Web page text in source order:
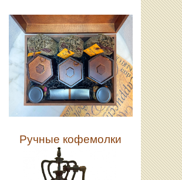
Ручные кофемолки